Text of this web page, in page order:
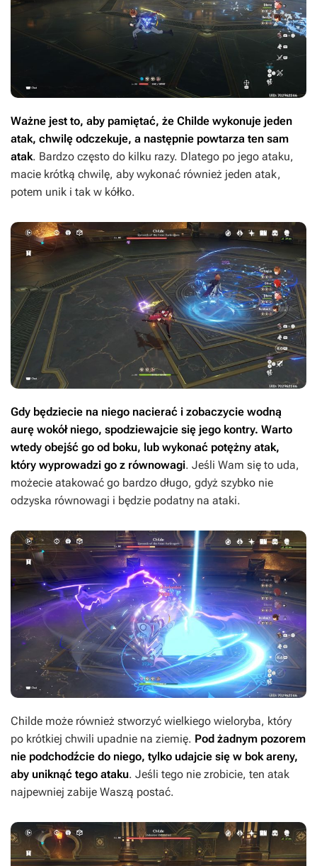
Ważne jest to, aby pamiętać, że Childe wykonuje jeden
atak, chwilę odczekuje, a następnie powtarza ten sam
atak. Bardzo często do kilku razy. Dlatego po jego ataku,
macie krótką chwilę, aby wykonać również jeden atak,
potem unik i tak w kółko.
Gdy będziecie na niego nacierać i zobaczycie wodną
aurę wokół niego, spodziewajcie się jego kontry. Warto
wtedy obejść go od boku, lub wykonać potężny atak,
który wyprowadzi go z równowagi. Jeśli Wam się to uda,
możecie atakować go bardzo długo, gdyż szybko nie
odzyska równowagi i będzie podatny na ataki.
Childe może również stworzyć wielkiego wieloryba, który
po krótkiej chwili upadnie na ziemię. Pod żadnym pozorem
nie podchodźcie do niego, tylko udajcie się w bok areny,
aby uniknąć tego ataku. Jeśli tego nie zrobicie, ten atak
najpewniej zabije Waszą postać.